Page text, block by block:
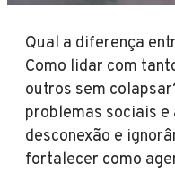
Qual a diferença
Como lidar com
outros sem
problemas sociais
desconexão e
fortalecer como